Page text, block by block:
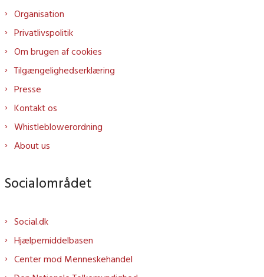
Organisation
Privatlivspolitik
Om brugen af cookies
Tilgængelighedserklæring
Presse
Kontakt os
Whistleblowerordning
About us
Socialområdet
Social.dk
Hjælpemiddelbasen
Center mod Menneskehandel